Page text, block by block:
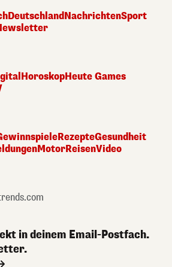
DeutschlandNachrichtenSport
HoroskopHeute Games
RezepteGesundheit
MotorReisenVideo
in deinem Email-Postfach.